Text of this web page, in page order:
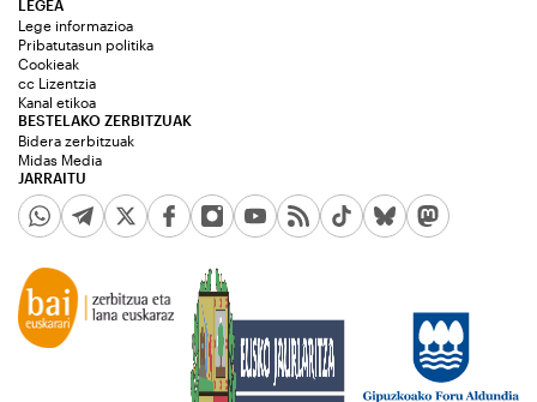
JARRAITU
LEGEA
Lege informazioa
Pribatutasun politika
Cookieak
cc Lizentzia
Kanal etikoa
BESTELAKO ZERBITZUAK
Bidera zerbitzuak
Midas Media